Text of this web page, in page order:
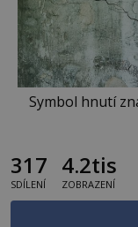
Symbol hnutí
317
SDÍLENÍ
4.2tis
ZOBRAZENÍ